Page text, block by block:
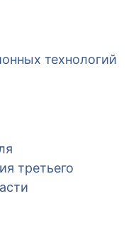
технологий
третьего